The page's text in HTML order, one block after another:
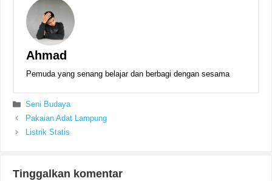
Ahmad
Pemuda yang senang belajar dan berbagi dengan sesama
Kategori
Seni Budaya
Pakaian Adat Lampung
Listrik Statis
Tinggalkan komentar